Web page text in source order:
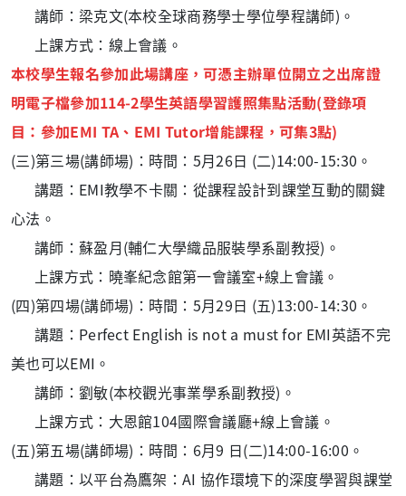
講師：梁克文(本校全球商務學士學位學程講師)。
上課方式：線上會議。
本校學生報名參加此場講座，可憑主辦單位開立之出席證
明電子檔參加114-2學生英語學習護照集點活動(登錄項
目：參加EMI TA、EMI Tutor增能課程，可集3點)
(三)第三場(講師場)：時間：5月26日 (二)14:00-15:30。
講題：EMI教學不卡關：從課程設計到課堂互動的關鍵
心法。
講師：蘇盈月(輔仁大學織品服裝學系副教授)。
上課方式：曉峯紀念館第一會議室+線上會議。
(四)第四場(講師場)：時間：5月29日 (五)13:00-14:30。
講題：Perfect English is not a must for EMI英語不完
美也可以EMI。
講師：劉敏(本校觀光事業學系副教授)。
上課方式：大恩館104國際會議廳+線上會議。
(五)第五場(講師場)：時間：6月9 日(二)14:00-16:00。
講題：以平台為鷹架：AI 協作環境下的深度學習與課堂